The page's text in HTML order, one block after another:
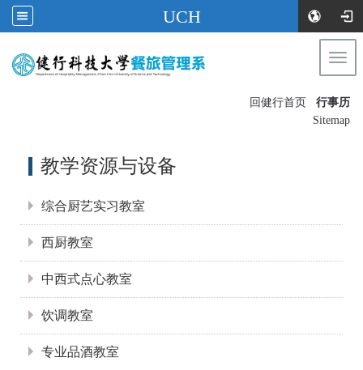
UCH
回健行首页
行事历
Sitemap
教学资源与设备
综合厨艺实习教室
西厨教室
中西式点心教室
饮调教室
专业品酒教室